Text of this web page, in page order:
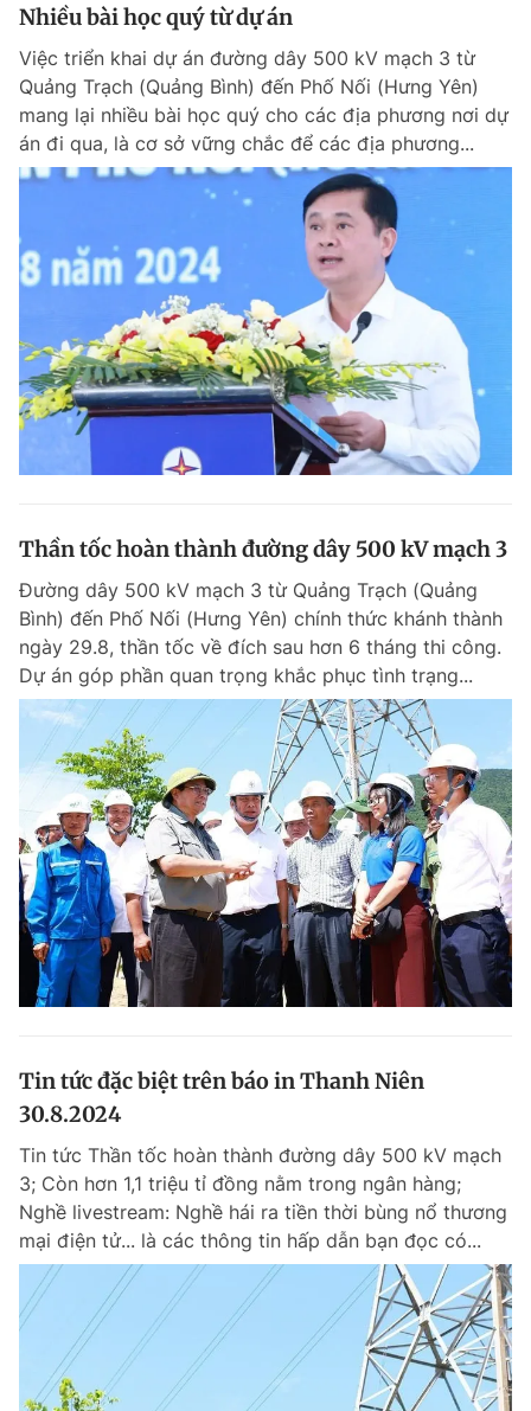
Giấy phép xuất bản số 110/GP - BTTTT cấp ngày 24.3.2020
© 2003-2026 Bản quyền thuộc về Báo Thanh Niên. Cấm sao chép
dưới mọi hình thức nếu không có sự chấp thuận bằng văn bản.
Phát triển bởi ePi Technologies, JSC.
Nhiều bài học quý từ dự án
Việc triển khai dự án đường dây 500 kV mạch 3 từ
Quảng Trạch (Quảng Bình) đến Phố Nối (Hưng Yên)
mang lại nhiều bài học quý cho các địa phương nơi dự
án đi qua, là cơ sở vững chắc để các địa phương...
Thần tốc hoàn thành đường dây 500 kV mạch 3
Đường dây 500 kV mạch 3 từ Quảng Trạch (Quảng
Bình) đến Phố Nối (Hưng Yên) chính thức khánh thành
ngày 29.8, thần tốc về đích sau hơn 6 tháng thi công.
Dự án góp phần quan trọng khắc phục tình trạng...
Tin tức đặc biệt trên báo in Thanh Niên
30.8.2024
Tin tức Thần tốc hoàn thành đường dây 500 kV mạch
3; Còn hơn 1,1 triệu tỉ đồng nằm trong ngân hàng;
Nghề livestream: Nghề hái ra tiền thời bùng nổ thương
mại điện tử... là các thông tin hấp dẫn bạn đọc có...